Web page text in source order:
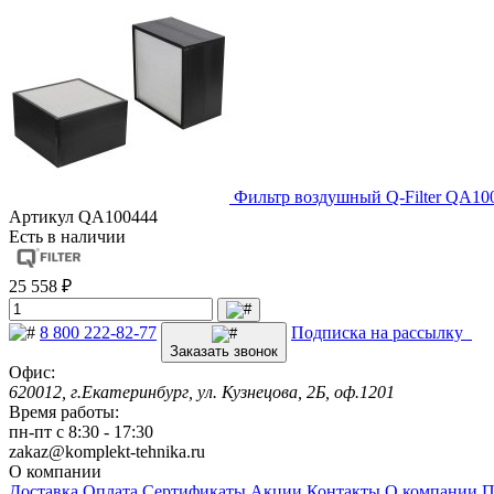
Фильтр воздушный Q-Filter
Артикул QA100444
Есть в наличии
25 558 ₽
8 800 222-82-77
Заказать звонок
Подписка на рассылку
Офис:
620012, г.Екатеринбург, ул. Кузнецова, 2Б, оф.1201
Время работы:
пн-пт с 8:30 - 17:30
zakaz@komplekt-tehnika.ru
О компании